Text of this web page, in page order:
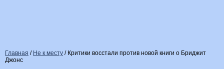
Главная / Не к месту / Критики восстали против новой книги о Бриджит
Джонс